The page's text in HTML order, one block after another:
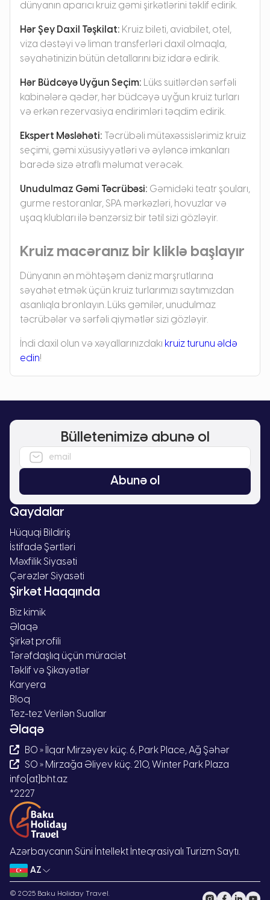
dünyanın aparıcı kruiz gəmi şirkətlərini təklif edirik.
Hər Şey Daxil Təşkilat: Kruiz bileti, aviabilet, otel,
viza dəstəyi və liman transferləri daxil olmaqla,
səyahətinizin bütün detallarını biz idarə edirik.
Hər Büdcəyə Uyğun Seçim: Lüks suitlərdən sərfəli
kabinələrə qədər, hər büdcəyə uyğun kruiz turları
və erkən rezervasiya endirimləri təqdim edirik.
Ekspert Məsləhəti: Təcrübəli mütəxəssislərimiz kruiz
seçimi, gəmi xüsusiyyətləri və əyləncə imkanları
barədə sizə ətraflı məlumat verəcək.
Unudulmaz Gəmi Təcrübəsi: Gəmidəki teatr şouları,
gurme restoranlar, SPA mərkəzləri, hovuzlar və
uşaq klubları ilə bənzərsiz bir tətil sizi gözləyir.
Kruiz macəranız bir kliklə başlayır
Dünyanın ən möhtəşəm dəniz marşrutlarına
səyahət etmək üçün kruiz turlarımızı saytımızdan
asanlıqla bronlayın. Lüks gəmilər, unudulmaz
təcrübələr və sərfəli qiymətlər sizi gözləyir.
İndi daxil olun və xəyallarınızdakı kruiz turunu əldə
edin!
Bülletenimizə abunə ol
Abunə ol
Azərbaycanın Süni İntellekt İnteqrasiyalı Turizm Saytı.
AZ
Qaydalar
Hüquqi Bildiriş
İstifadə Şərtləri
Məxfilik Siyasəti
Çərəzlər Siyasəti
Şirkət Haqqında
Biz kimik
Əlaqə
Şirkət profili
Tərəfdaşlıq üçün müraciət
Təklif və Şikayətlər
Karyera
Bloq
Tez-tez Verilən Suallar
Əlaqə
BO » İlqar Mirzəyev küç. 6, Park Place, Ağ Şəhər
SO » Mirzağa Əliyev küç. 210, Winter Park Plaza
info[at]bht.az
*2227
© 2025 Baku Holiday Travel.